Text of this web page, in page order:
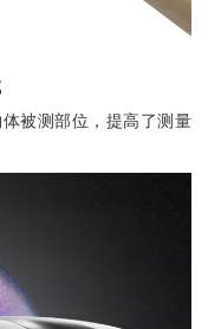
被测部位，提高了测量